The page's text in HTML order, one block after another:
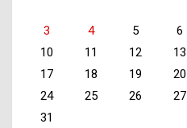
3
4 5 6
10
11 12 13
17
18 19 20
24
25 26 27
31